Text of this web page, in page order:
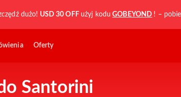
dużo! USD 30 OFF użyj kodu GOBEYOND ! –
Oferty
Santorini